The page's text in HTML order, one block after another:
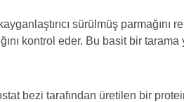
sürülmüş parmağını
kontrol eder. Bu basit bir
bezi tarafından üretilen bir